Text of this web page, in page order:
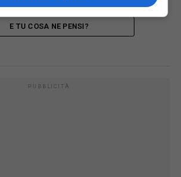
E TU COSA NE PENSI?
PUBBLICITÀ